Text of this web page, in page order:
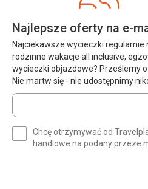
Najlepsze oferty na e-
Najciekawsze wycieczki regularnie
rodzinne wakacje all inclusive,
wycieczki objazdowe? Prześlemy
Nie martw się - nie udostępnimy
Wprowadź
swój
(wymagane)
Chcę otrzymywać od
handlowe na podany przeze